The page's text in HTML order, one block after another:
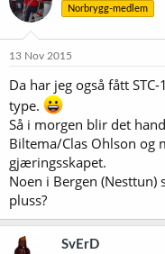
Norbrygg-medlem
13 Nov 2015
Da har jeg også fått
type.
Så i morgen blir det
Biltema/Clas Ohlson og
gjæringsskapet.
Noen i Bergen (Nesttun)
pluss?
SvErD